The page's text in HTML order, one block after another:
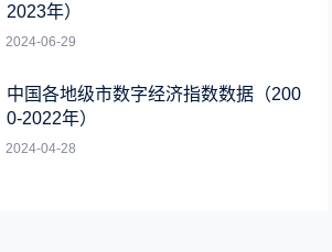
2023年）
2024-06-29
中国各地级市数字经济指数数据（200
0-2022年）
2024-04-28